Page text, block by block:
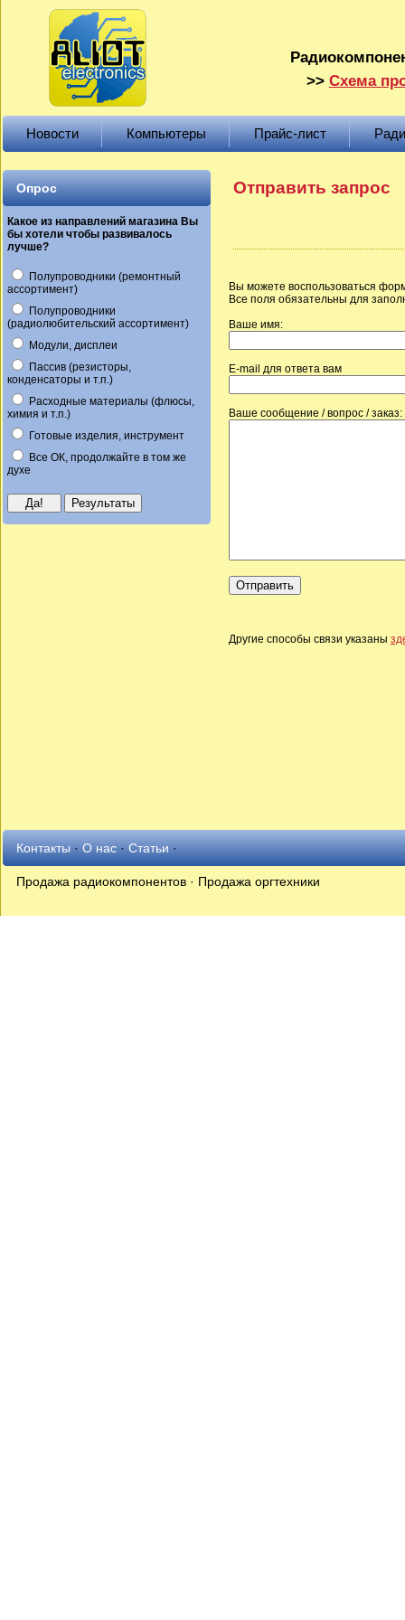
>> Схема
Новости Компьютеры Прайс-лист
Опрос
Какое из направлений магазина Вы
бы хотели чтобы развивалось
лучше?
Полупроводники (ремонтный
ассортимент)
Полупроводники
(радиолюбительский ассортимент)
Модули, дисплеи
Пассив (резисторы,
конденсаторы и т.п.)
Расходные материалы (флюсы,
химия и т.п.)
Готовые изделия, инструмент
Все ОК, продолжайте в том же
духе
Отправить запрос
Вы можете воспользоваться
Все поля обязательны для
Ваше имя:
E-mail для ответа вам
Ваше сообщение / вопрос / заказ:
Другие способы связи указаны
Контакты·О нас·Статьи·
Продажа радиокомпонентов · Продажа оргтехники